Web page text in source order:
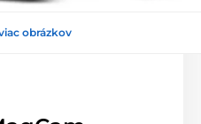
obrázkov